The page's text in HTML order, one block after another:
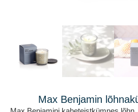
Max Benjamin